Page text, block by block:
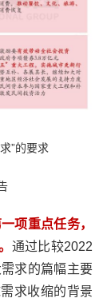
”的要求
项重点任务，
通过比较2022
求的篇幅主要
求收缩的背景